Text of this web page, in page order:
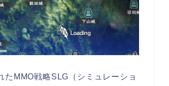
たMMO戦略SLG（シミュレーショ